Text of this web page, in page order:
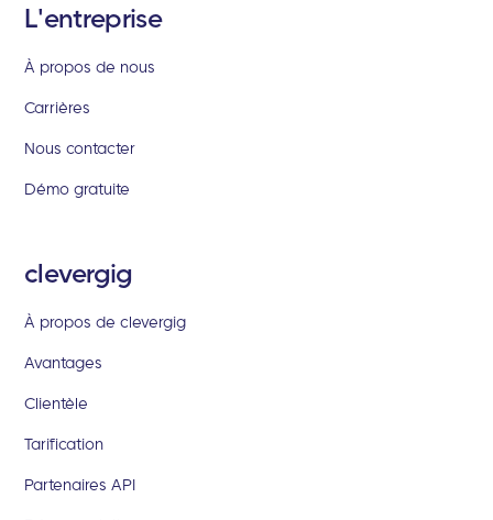
L'entreprise
À propos de nous
Carrières
Nous contacter
Démo gratuite
clevergig
À propos de clevergig
Avantages
Clientèle
Tarification
Partenaires API